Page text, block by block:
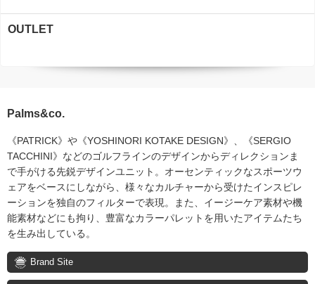
OUTLET
Palms&co.
《PATRICK》や《YOSHINORI KOTAKE DESIGN》、《SERGIO
TACCHINI》などのゴルフラインのデザインからディレクションま
で手がける先鋭デザインユニット。オーセンティックなスポーツウ
ェアをベースにしながら、様々なカルチャーから受けたインスピレ
ーションを独自のフィルターで表現。また、イージーケア素材や機
能素材などにも拘り、豊富なカラーパレットを用いたアイテムたち
を生み出している。
Brand Site